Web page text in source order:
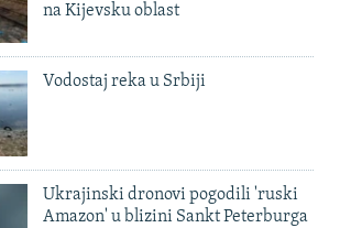
na Kijevsku oblast
Vodostaj reka u Srbiji
Ukrajinski dronovi pogodili 'ruski
Amazon' u blizini Sankt Peterburga